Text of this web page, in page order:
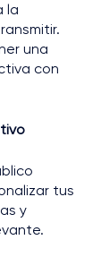
la
una
con
tus
y